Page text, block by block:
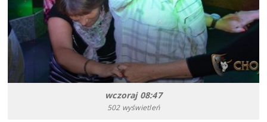
wczoraj 08:47
502 wyświetleń